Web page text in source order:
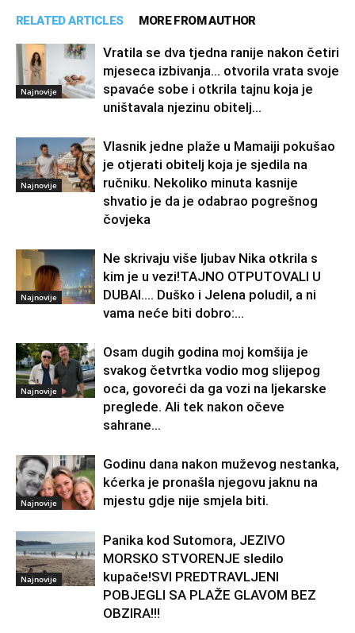
RELATED ARTICLES MORE FROM AUTHOR
Najnovije
Vratila se dva tjedna ranije nakon četiri
mjeseca izbivanja… otvorila vrata svoje
spavaće sobe i otkrila tajnu koja je
uništavala njezinu obitelj…
Najnovije
Vlasnik jedne plaže u Mamaiji pokušao
je otjerati obitelj koja je sjedila na
ručniku. Nekoliko minuta kasnije
shvatio je da je odabrao pogrešnog
čovjeka
Najnovije
Ne skrivaju više ljubav Nika otkrila s
kim je u vezi!TAJNO OTPUTOVALI U
DUBAI…. Duško i Jelena poludil, a ni
vama neće biti dobro:...
Najnovije
Osam dugih godina moj komšija je
svakog četvrtka vodio mog slijepog
oca, govoreći da ga vozi na ljekarske
preglede. Ali tek nakon očeve
sahrane...
Najnovije
Godinu dana nakon muževog nestanka,
kćerka je pronašla njegovu jaknu na
mjestu gdje nije smjela biti.
Najnovije
Panika kod Sutomora, JEZIVO
MORSKO STVORENJE sledilo
kupače!SVI PREDTRAVLJENI
POBJEGLI SA PLAŽE GLAVOM BEZ
OBZIRA!!!